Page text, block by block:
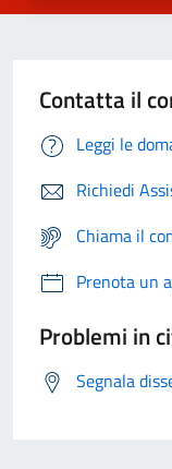
Contatta il
Leggi le
Richiedi
Chiama il
Prenota un
Problemi in
Segnala